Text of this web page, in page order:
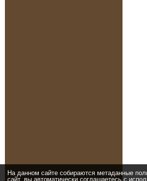
На данном сайте собираются метаданные
сайт, вы автоматически соглашаетесь с